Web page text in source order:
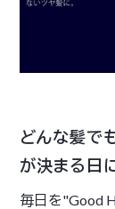
どんな髪で
が決まる日に
毎日を"Good